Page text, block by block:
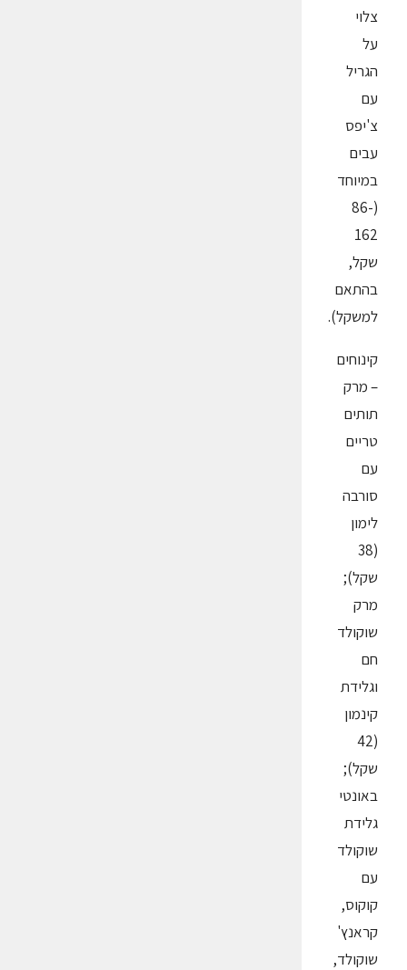
צלוי
על
הגריל
עם
צ'יפס
עבים
במיוחד
(86-
162
שקל,
בהתאם
למשקל).
קינוחים
– מרק
תותים
טריים
עם
סורבה
לימון
(38
שקל);
מרק
שוקולד
חם
וגלידת
קינמון
(42
שקל);
באונטי
גלידת
שוקולד
עם
קוקוס,
קראנץ'
שוקולד,